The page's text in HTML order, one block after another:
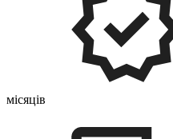
місяців